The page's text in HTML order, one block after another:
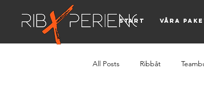
Start Våra
All Posts Ribbåt